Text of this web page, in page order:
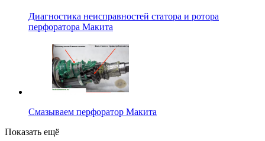
Диагностика неисправностей статора и ротора
перфоратора Макита
Смазываем перфоратор Макита
Показать ещё